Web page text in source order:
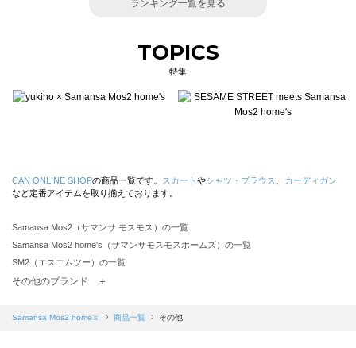
ランキング一覧を見る
TOPICS
特集
CAN ONLINE SHOPの商品一覧です。 スカート やシャツ・ブラウス
カーディガン
など定番アイテムを取り揃えております。
Samansa Mos2（サマンサ モスモス）の一覧
Samansa Mos2 home's（サマンサモスモスホームズ）の一覧
SM2（エスエムツー）の一覧
TSUHARU by Samansa Mos2（ツハルバイサマンサモスモス）の一覧
Samansa Mos2 blue（サマンサモスモス ブルー）の一覧
その他のブランド ＋
Samansa Mos2 home's 商品一覧 その他